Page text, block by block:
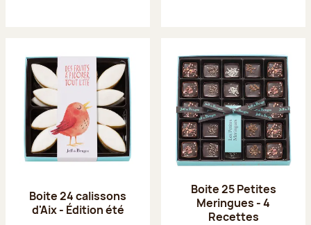
Boite 24 calissons
d'Aix - Édition été
Boite 25 Petites
Meringues - 4
Recettes